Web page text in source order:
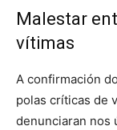
Malestar
vítimas
A confirmación
polas críticas de
denunciaran nos